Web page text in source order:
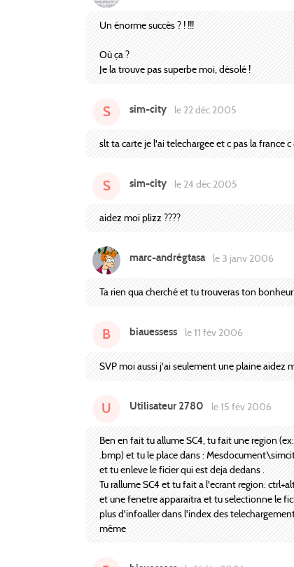
Un énorme succès ? ! !!!
Où ça ?
Je la trouve pas superbe moi, désolé !
S sim-city le 22 déc 2005
slt ta carte je l'ai telechargee et c pas la
S sim-city le 24 déc 2005
aidez moi plizz ????
marc-andrégtasa le 3 janv 2006
Ta rien qua cherché et tu trouveras ton bonheur
B biauessess le 11 fév 2006
SVP moi aussi j'ai seulement une plaine aidez
U Utilisateur 2780 le 15 fév 2006
Ben en fait tu allume SC4, tu fait une region
.bmp) et tu le place dans :
et tu enleve le ficier qui est deja dedans .
Tu rallume SC4 et tu fait a l'ecrant region:
et une fenetre apparaitra et tu selectionne le
plus d'infoaller dans l'index des
même